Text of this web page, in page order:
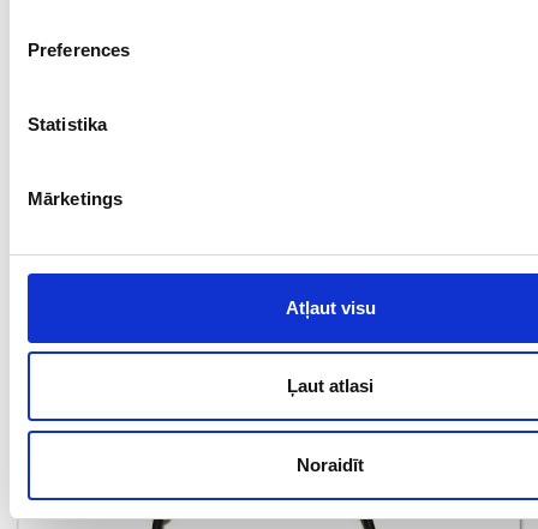
Preferences
Statistika
Mārketings
Atļaut visu
Ļaut atlasi
Noraidīt
€ 25.00
ДОБАВИТЬ В КОРЗИНУ